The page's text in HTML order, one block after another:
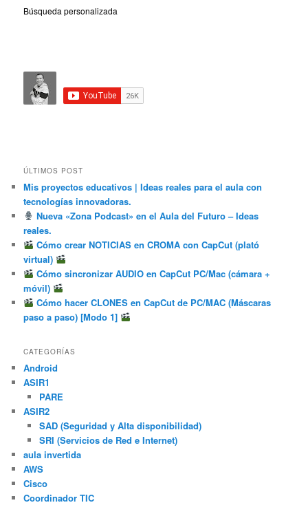
Búsqueda personalizada
ÚLTIMOS POST
Mis proyectos educativos | Ideas reales para el aula con
tecnologías innovadoras.
Nueva «Zona Podcast» en el Aula del Futuro – Ideas
reales.
Cómo crear NOTICIAS en CROMA con CapCut (plató
virtual)
Cómo sincronizar AUDIO en CapCut PC/Mac (cámara +
móvil)
Cómo hacer CLONES en CapCut de PC/MAC (Máscaras
paso a paso) [Modo 1]
CATEGORÍAS
Android
ASIR1
PARE
ASIR2
SAD (Seguridad y Alta disponibilidad)
SRI (Servicios de Red e Internet)
aula invertida
AWS
Cisco
Coordinador TIC